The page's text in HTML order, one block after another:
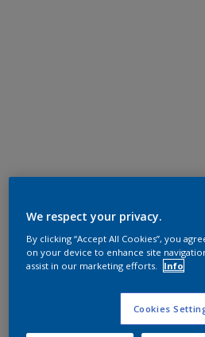
We respect your privacy.
By clicking “Accept All Cookies”, you
on your device to enhance site
assist in our marketing efforts.
Info
Cookies